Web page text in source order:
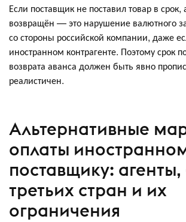
Если поставщик не поставил товар в срок,
возвращён — это нарушение валютного
со стороны российской компании, даже
иностранном контрагенте. Поэтому срок
возврата аванса должен быть явно
реалистичен.
Альтернативные
оплаты
поставщику:
третьих стран и их
ограничения